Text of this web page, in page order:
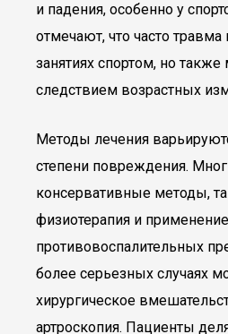
и падения, особенно у
отмечают, что часто травма
занятиях спортом, но
следствием возрастных
Методы лечения
степени повреждения.
консервативные методы,
физиотерапия и применение
противовоспалительных
более серьезных случаях
хирургическое
артроскопия. Пациенты